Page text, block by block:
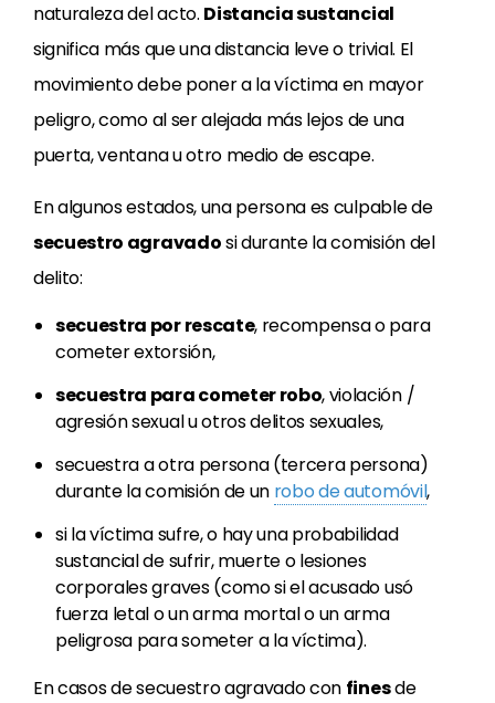
naturaleza del acto. Distancia sustancial
significa más que una distancia leve o trivial. El
movimiento debe poner a la víctima en mayor
peligro, como al ser alejada más lejos de una
puerta, ventana u otro medio de escape.
En algunos estados, una persona es culpable de
secuestro agravadosi durante la comisión del
delito:
secuestra por rescate, recompensa o para
cometer extorsión,
secuestra para cometer robo, violación /
agresión sexual u otros delitos sexuales,
secuestra a otra persona (tercera persona)
durante la comisión de un robo de automóvil,
si la víctima sufre, o hay una probabilidad
sustancial de sufrir, muerte o lesiones
corporales graves (como si el acusado usó
fuerza letal o un arma mortal o un arma
peligrosa para someter a la víctima).
En casos de secuestro agravado con finesde